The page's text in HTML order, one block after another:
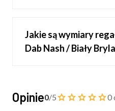
Jakie są wymiary
Dab Nash / Biały
Opinie0/5 0